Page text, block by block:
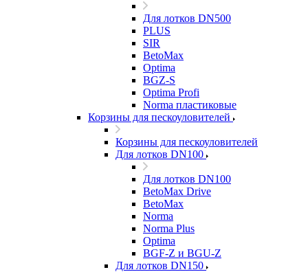
Для лотков DN500
PLUS
SIR
BetoMax
Optima
BGZ-S
Optima Profi
Norma пластиковые
Корзины для пескоуловителей
Корзины для пескоуловителей
Для лотков DN100
Для лотков DN100
BetoMax Drive
BetoMax
Norma
Norma Plus
Optima
BGF-Z и BGU-Z
Для лотков DN150